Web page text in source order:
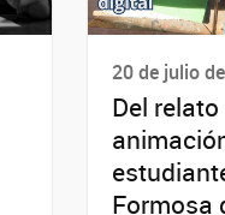
20 de julio
Del
Formosa